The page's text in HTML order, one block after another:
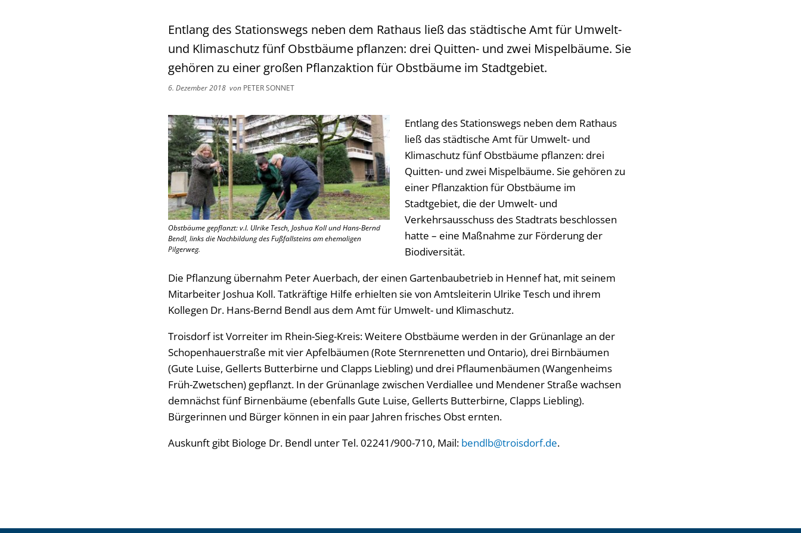
Entlang des Stationswegs neben dem Rathaus ließ das städtische Amt für Umwelt-
und Klimaschutz fünf Obstbäume pflanzen: drei Quitten- und zwei Mispelbäume. Sie
gehören zu einer großen Pflanzaktion für Obstbäume im Stadtgebiet.
6. Dezember 2018 von PETER SONNET
Obstbäume gepflanzt: v.l. Ulrike Tesch, Joshua Koll und Hans-Bernd
Bendl, links die Nachbildung des Fußfallsteins am ehemaligen
Pilgerweg.
Entlang des Stationswegs neben dem Rathaus
ließ das städtische Amt für Umwelt- und
Klimaschutz fünf Obstbäume pflanzen: drei
Quitten- und zwei Mispelbäume. Sie gehören zu
einer Pflanzaktion für Obstbäume im
Stadtgebiet, die der Umwelt- und
Verkehrsausschuss des Stadtrats beschlossen
hatte – eine Maßnahme zur Förderung der
Biodiversität.
Die Pflanzung übernahm Peter Auerbach, der einen Gartenbaubetrieb in Hennef hat, mit seinem
Mitarbeiter Joshua Koll. Tatkräftige Hilfe erhielten sie von Amtsleiterin Ulrike Tesch und ihrem
Kollegen Dr. Hans-Bernd Bendl aus dem Amt für Umwelt- und Klimaschutz.
Troisdorf ist Vorreiter im Rhein-Sieg-Kreis: Weitere Obstbäume werden in der Grünanlage an der
Schopenhauerstraße mit vier Apfelbäumen (Rote Sternrenetten und Ontario), drei Birnbäumen
(Gute Luise, Gellerts Butterbirne und Clapps Liebling) und drei Pflaumenbäumen (Wangenheims
Früh-Zwetschen) gepflanzt. In der Grünanlage zwischen Verdiallee und Mendener Straße wachsen
demnächst fünf Birnenbäume (ebenfalls Gute Luise, Gellerts Butterbirne, Clapps Liebling).
Bürgerinnen und Bürger können in ein paar Jahren frisches Obst ernten.
Auskunft gibt Biologe Dr. Bendl unter Tel. 02241/900-710, Mail: bendlb@troisdorf.de.